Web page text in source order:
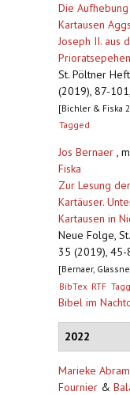
Die
Kartausen
Joseph II. aus
St. Pöltner
(2019), 87-
[Bichler & Fiska
Tagged
Jos Bernaer ,
Fiska
Zur Lesung
Kartäuser.
Kartausen in
Neue Folge,
35 (2019),
[Bernaer,
BibTex RTF
Bibel im
2022
Marieke Abram
Fournier &